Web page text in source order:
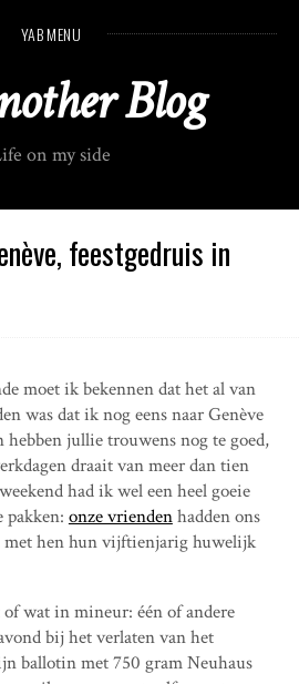
YAB MENU
Blog
on my side
feestgedruis in
moet ik bekennen dat het al van
was dat ik nog eens naar Genève
hebben jullie trouwens nog te goed,
draait van meer dan tien
had ik wel een heel goeie
pakken: onze vriendenhadden ons
met hen hun vijftienjarig huwelijk
wat in mineur: één of andere
bij het verlaten van het
ballotin met 750 gram Neuhaus